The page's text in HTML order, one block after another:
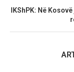
IKShPK: Në